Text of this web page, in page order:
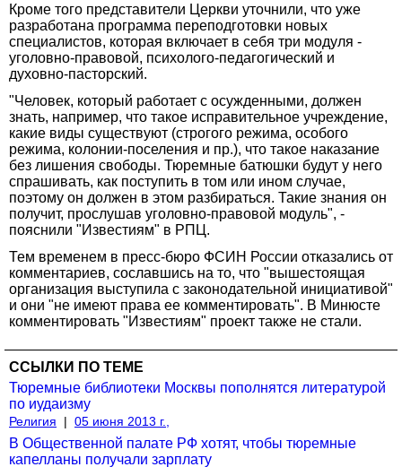
Кроме того представители Церкви уточнили, что уже
разработана программа переподготовки новых
специалистов, которая включает в себя три модуля -
уголовно-правовой, психолого-педагогический и
духовно-пасторский.
"Человек, который работает с осужденными, должен
знать, например, что такое исправительное учреждение,
какие виды существуют (строгого режима, особого
режима, колонии-поселения и пр.), что такое наказание
без лишения свободы. Тюремные батюшки будут у него
спрашивать, как поступить в том или ином случае,
поэтому он должен в этом разбираться. Такие знания он
получит, прослушав уголовно-правовой модуль", -
пояснили "Известиям" в РПЦ.
Тем временем в пресс-бюро ФСИН России отказались от
комментариев, сославшись на то, что "вышестоящая
организация выступила с законодательной инициативой"
и они "не имеют права ее комментировать". В Минюсте
комментировать "Известиям" проект также не стали.
ССЫЛКИ ПО ТЕМЕ
Тюремные библиотеки Москвы пополнятся литературой
по иудаизму
Религия | 05 июня 2013 г.,
В Общественной палате РФ хотят, чтобы тюремные
капелланы получали зарплату